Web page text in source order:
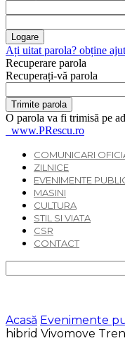
Ați uitat parola? obține
Recuperare parola
Recuperați-vă parola
O parola va fi trimisă pe
www.PRescu.ro
COMUNICARI
ZILNICE
EVENIMENTE
MASINI
CULTURA
STIL SI VIATA
CSR
CONTACT
Acasă Evenimente
hibrid Vivomove